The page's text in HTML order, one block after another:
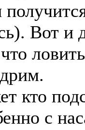
Вот и
кто
с